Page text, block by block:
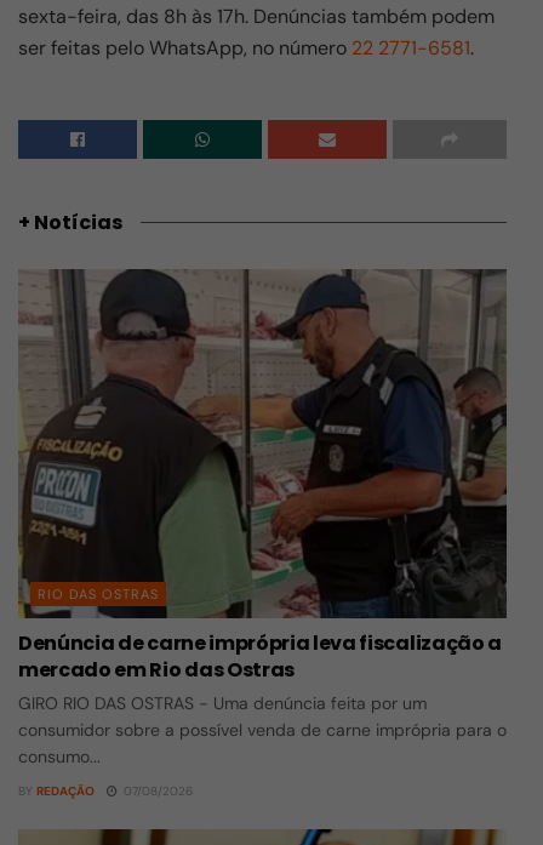
sexta-feira, das 8h às 17h. Denúncias também podem
ser feitas pelo WhatsApp, no número 22 2771-6581.
+ Notícias
RIO DAS OSTRAS
Denúncia de carne imprópria leva fiscalização a
mercado em Rio das Ostras
GIRO RIO DAS OSTRAS - Uma denúncia feita por um
consumidor sobre a possível venda de carne imprópria para o
consumo...
BY REDAÇÃO 07/08/2026